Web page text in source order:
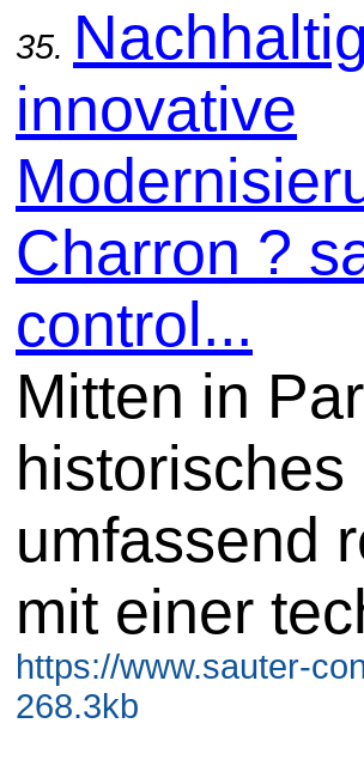
35.
innovative
Charron ?
control...
Mitten in
umfassend
mit einer
https://www.sauter-
268.3kb